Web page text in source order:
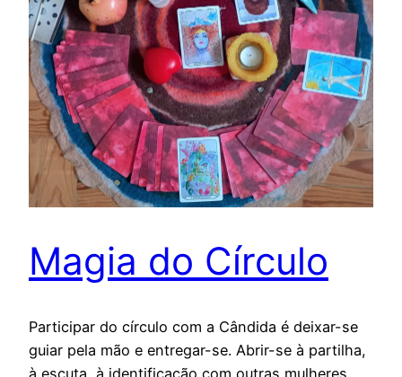
Magia do Círculo
Participar do círculo com a Cândida é deixar-se
guiar pela mão e entregar-se. Abrir-se à partilha,
à escuta, à identificação com outras mulheres